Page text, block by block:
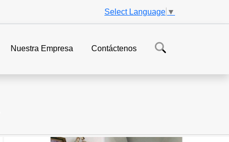
Select Language ▼
Nuestra Empresa Contáctenos